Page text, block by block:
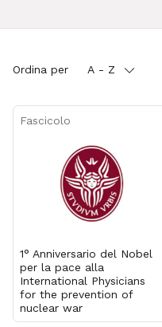
Ordina per A - Z
Fascicolo
1° Anniversario del Nobel
per la pace alla
International Physicians
for the prevention of
nuclear war